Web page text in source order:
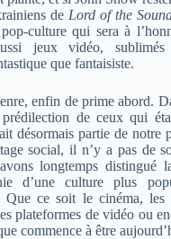
de Lord of the
culture qui sera à
jeux vidéo,
que fantaisiste.
enfin de prime abord.
de ceux qui
désormais partie de notre
social, il n’y a pas de
longtemps distingué
d’une culture plus
Que ce soit le cinéma, les
plateformes de vidéo ou
commence à être